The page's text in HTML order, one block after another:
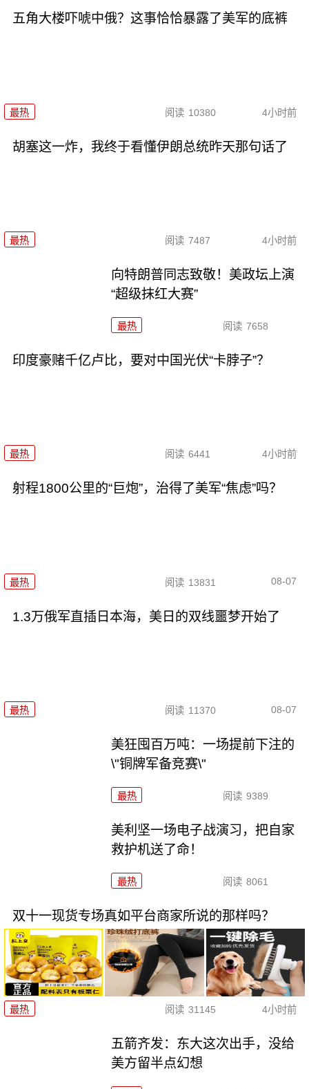
五角大楼吓唬中俄？这事恰恰暴露了美军的底裤
最热 阅读 10380 4小时前
胡塞这一炸，我终于看懂伊朗总统昨天那句话了
最热 阅读 7487 4小时前
向特朗普同志致敬！美政坛上演
“超级抹红大赛”
最热 阅读 7658
印度豪赌千亿卢比，要对中国光伏“卡脖子”？
最热 阅读 6441 4小时前
射程1800公里的“巨炮”，治得了美军“焦虑”吗？
最热 阅读 13831 08-07
1.3万俄军直插日本海，美日的双线噩梦开始了
最热 阅读 11370 08-07
美狂囤百万吨：一场提前下注的
\"铜牌军备竞赛\"
最热 阅读 9389
美利坚一场电子战演习，把自家
救护机送了命！
最热 阅读 8061
双十一现货专场真如平台商家所说的那样吗？
最热 阅读 31145 4小时前
五箭齐发：东大这次出手，没给
美方留半点幻想